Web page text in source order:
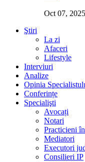
Oct 07, 2025
Ştiri
La zi
Afaceri
Lifestyle
Interviuri
Analize
Opinia
Conferințe
Specialişti
Avocați
Notari
Practicieni
Mediatori
Executori
Consilieri IP